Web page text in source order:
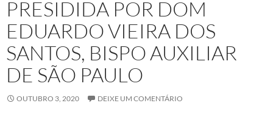
PRESIDIDA POR DOM
EDUARDO VIEIRA DOS
SANTOS, BISPO AUXILIAR
DE SÃO PAULO
OUTUBRO 3, 2020 DEIXE UM COMENTÁRIO